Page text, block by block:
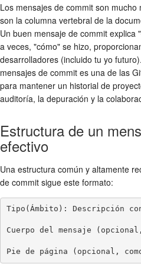
Los mensajes de commit son
son la columna vertebral de la
Un buen mensaje de commit explica
a veces, "cómo" se hizo,
desarrolladores (incluido tu yo
mensajes de commit es una de las
para mantener un historial de
auditoría, la depuración y la
Estructura de un
efectivo
Una estructura común y altamente
de commit sigue este formato:
Tipo(Ámbito): Descripción
Cuerpo del mensaje